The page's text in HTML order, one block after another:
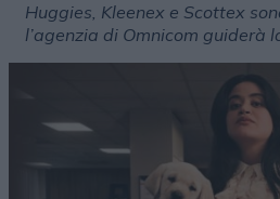
Huggies, Kleenex e Scottex
l’agenzia di Omnicom guiderà